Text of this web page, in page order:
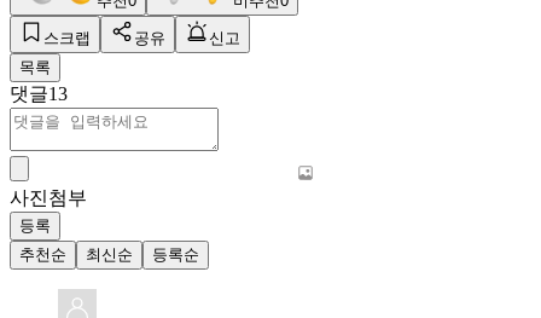
스크랩 공유
신고
목록
댓글13
사진첨부
등록
추천순
최신순 등록순